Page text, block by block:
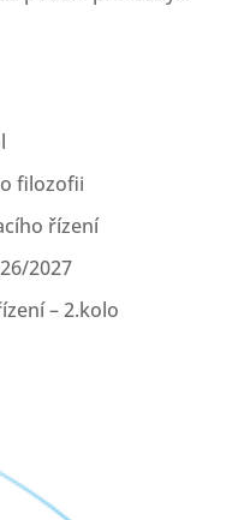
filozofii
řízení
2027
– 2.kolo